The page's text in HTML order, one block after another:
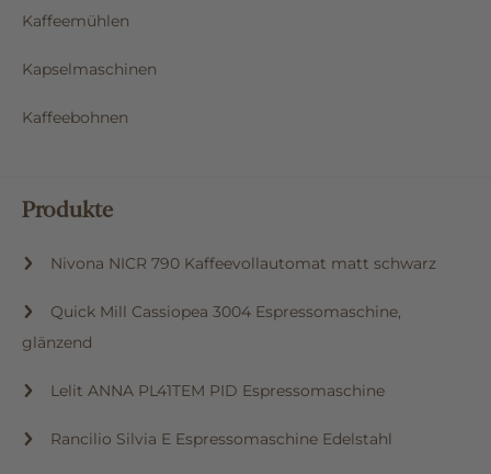
Kaffeemühlen
Kapselmaschinen
Kaffeebohnen
Produkte
Nivona NICR 790 Kaffeevollautomat matt schwarz
Quick Mill Cassiopea 3004 Espressomaschine,
glänzend
Lelit ANNA PL41TEM PID Espressomaschine
Rancilio Silvia E Espressomaschine Edelstahl